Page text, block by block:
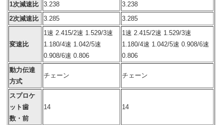
1次減速比 3.238
3.238
2次減速比
3.285 3.285
変速比
1速 2.415/2速 1.529/3速
1.180/4速 1.042/5速
0.908/6速 0.806
1速 2.415/2速 1.529/3速
1.180/4速 1.042/5速 0.908/6速
0.806
動力伝達
方式
チェーン チェーン
スプロケ
ット歯
数・前
14 14